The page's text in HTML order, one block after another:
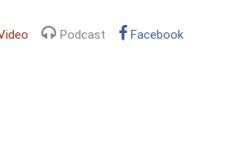
Podcast Facebook